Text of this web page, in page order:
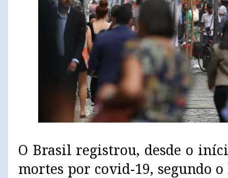
O Brasil registrou, desde o
mortes por covid-19, segundo